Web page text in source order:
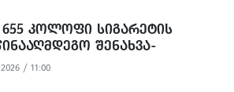
655 ᲙᲝᲚᲝᲤᲘ ᲡᲘᲒᲐᲠᲔᲢᲘᲡ
ᲨᲔᲜᲐᲮᲕᲐ-
326 ᲤᲐᲥᲢᲘ ᲒᲐᲛᲝᲐᲕᲚᲘᲜᲔᲡ
/ 11:00